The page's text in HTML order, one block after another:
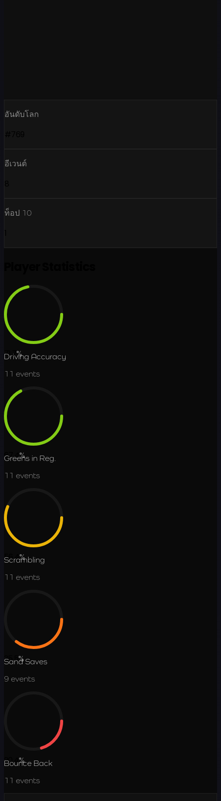
อันดับโลก
อีเวนต์
ท็อป 10
71.7%
Driving Accuracy
11 events
67.4%
Greens in Reg.
11 events
56.4%
Scrambling
11 events
35.5%
Sand Saves
9 events
20.4%
Bounce Back
11 events